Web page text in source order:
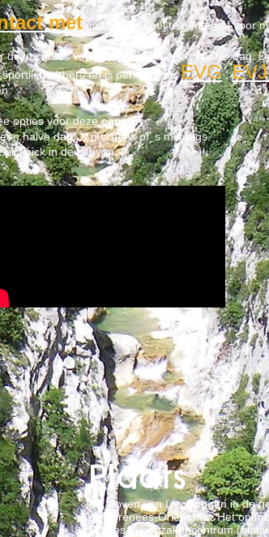
metons op om deel te nemen of voor
deze cursus voor een dagdeel of een halve dag.
en is perfect voorEVG,
opties voor dezecanyon:
halve dag, 's morgens of' s middags.
in de canyon.
Plaats
De kloven van Llech liggen in de
de Pyrénées-Orientales. Het
Prades in het zakencentrum